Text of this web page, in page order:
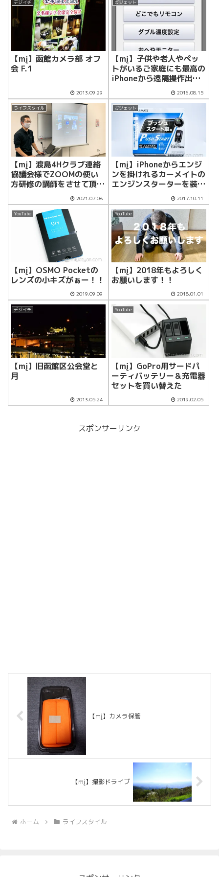
デジイチ
【mį】函館カメラ部 オフ
会 F.1
2013.09.29
ガジェット
【mį】子供や老人やペッ
トがいるご家庭にも最高の
iPhoneから遠隔操作出来
るPanasonicエアコンCS-
NX285Cの室内みはり通知
機能！！
2016.08.15
ライフスタイル
【mį】渡島4Hクラブ連絡
協議会様でZOOMの使い
方研修の講師をさせて頂き
2021.07.08
ガジェット
【mį】iPhoneからエンジ
ンを掛けれるカーメイトの
エンジンスターターを装
2017.10.11
YouTube
【mį】OSMO Pocketの
レンズの小キズがぁー！！
2019.09.09
YouTube
【mį】2018年もよろしく
お願いします！！
2018.01.01
デジイチ
【mį】旧函館区公会堂と
月
2013.05.24
YouTube
【mį】GoPro用サードパ
ーティバッテリー＆充電器
セットを買い替えた
2019.02.05
スポンサーリンク
【mį】カメラ保管
【mį】撮影ドライブ
ホーム ライフスタイル